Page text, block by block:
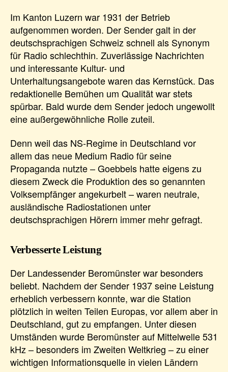
Im Kanton Luzern war 1931 der Betrieb
aufgenommen worden. Der Sender galt in der
deutschsprachigen Schweiz schnell als Synonym
für Radio schlechthin. Zuverlässige Nachrichten
und interessante Kultur- und
Unterhaltungsangebote waren das Kernstück. Das
redaktionelle Bemühen um Qualität war stets
spürbar. Bald wurde dem Sender jedoch ungewollt
eine außergewöhnliche Rolle zuteil.
Denn weil das NS-Regime in Deutschland vor
allem das neue Medium Radio für seine
Propaganda nutzte – Goebbels hatte eigens zu
diesem Zweck die Produktion des so genannten
Volksempfänger angekurbelt – waren neutrale,
ausländische Radiostationen unter
deutschsprachigen Hörern immer mehr gefragt.
Verbesserte Leistung
Der Landessender Beromünster war besonders
beliebt. Nachdem der Sender 1937 seine Leistung
erheblich verbessern konnte, war die Station
plötzlich in weiten Teilen Europas, vor allem aber in
Deutschland, gut zu empfangen. Unter diesen
Umständen wurde Beromünster auf Mittelwelle 531
kHz – besonders im Zweiten Weltkrieg – zu einer
wichtigen Informationsquelle in vielen Ländern